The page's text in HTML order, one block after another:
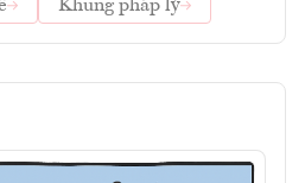
Khung pháp lý